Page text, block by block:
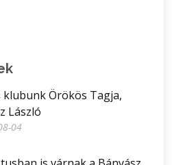
klubunk Örökös Tagja,
László
04